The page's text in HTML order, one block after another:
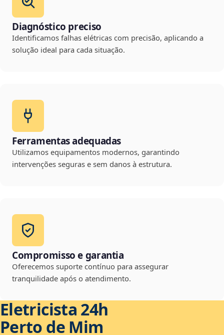
Diagnóstico preciso
Identificamos falhas elétricas com precisão, aplicando a
solução ideal para cada situação.
Ferramentas adequadas
Utilizamos equipamentos modernos, garantindo
intervenções seguras e sem danos à estrutura.
Compromisso e garantia
Oferecemos suporte contínuo para assegurar
tranquilidade após o atendimento.
Eletricista 24h
Perto de Mim